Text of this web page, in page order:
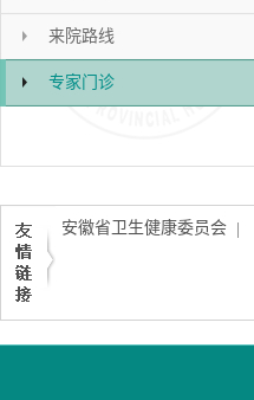
来院路线
专家门诊
安徽省卫生健康委员会